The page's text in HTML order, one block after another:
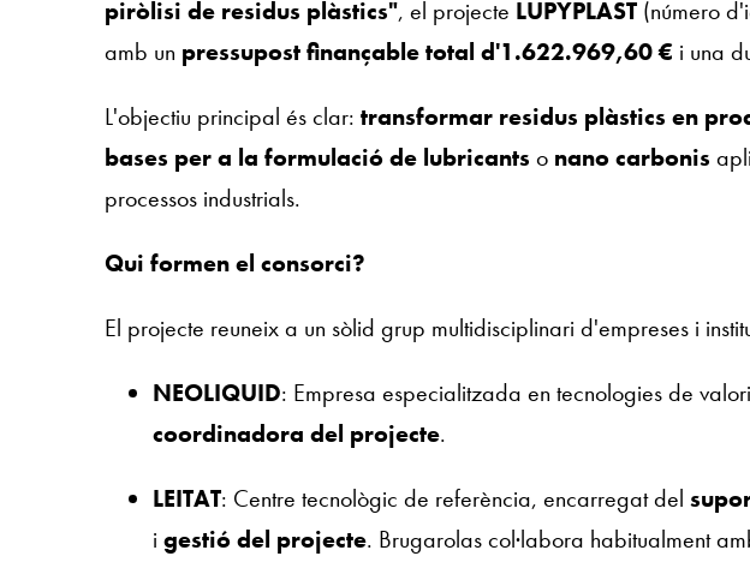
piròlisi de residus plàstics", el projecte LUPYPLAST(número
amb un pressupost finançable total d'1.622.969,60 € i una
L'objectiu principal és clar: transformar residus plàstics en
bases per a la formulació de lubricants o nano carbonis
processos industrials.
Qui formen el consorci?
El projecte reuneix a un sòlid grup multidisciplinari d'empreses i
NEOLIQUID: Empresa especialitzada en tecnologies de
coordinadora del projecte.
LEITAT: Centre tecnològic de referència, encarregat del
i gestió del projecte. Brugarolas col·labora habitualment